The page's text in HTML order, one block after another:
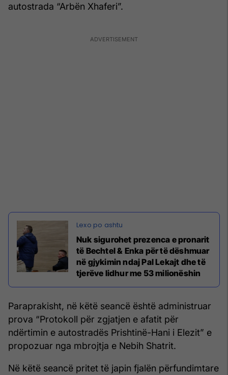
autostrada “Arbën Xhaferi”.
Nuk sigurohet prezenca e pronarit
të Bechtel & Enka për të dëshmuar
në gjykimin ndaj Pal Lekajt dhe të
tjerëve lidhur me 53 milionëshin
Paraprakisht, në këtë seancë është administruar
prova “Protokoll për zgjatjen e afatit për
ndërtimin e autostradës Prishtinë-Hani i Elezit” e
propozuar nga mbrojtja e Nebih Shatrit.
Në këtë seancë pritet të japin fjalën përfundimtare